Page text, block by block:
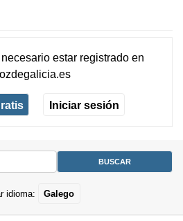
estar registradoen
Iniciar sesión
idioma: Galego